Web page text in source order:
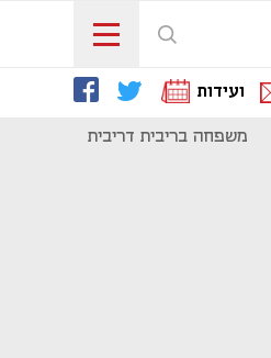
ועידות
משפחה בריבית דריבית